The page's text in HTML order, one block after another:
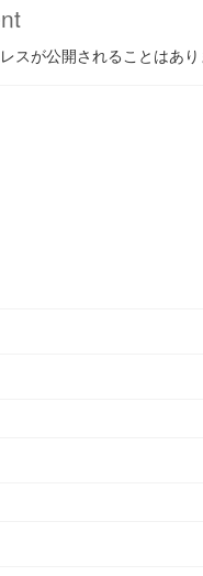
スが公開されることはあり